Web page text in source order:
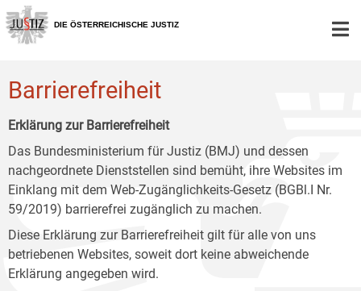
Zur
Hauptnavigation
[1]
Zum
Inhalt
[2]
Zum
Untermenü
[3]
DIE ÖSTERREICHISCHE JUSTIZ
Barrierefreiheit
Erklärung zur Barrierefreiheit
Das Bundesministerium für Justiz (BMJ) und dessen
nachgeordnete Dienststellen sind bemüht, ihre Websites im
Einklang mit dem Web-Zugänglichkeits-Gesetz (BGBl.I Nr.
59/2019) barrierefrei zugänglich zu machen.
Diese Erklärung zur Barrierefreiheit gilt für alle von uns
betriebenen Websites, soweit dort keine abweichende
Erklärung angegeben wird.